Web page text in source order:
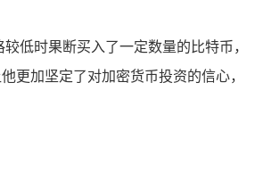
低时果断买入了一定数量的比特币，
更加坚定了对加密货币投资的信心，